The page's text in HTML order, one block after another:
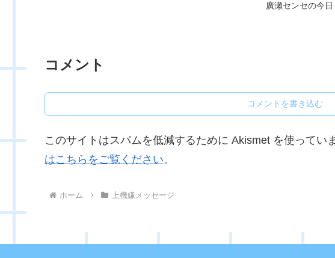
廣瀬センセの今
コメント
コメントを書き込む
このサイトはスパムを低減するために Akismet を使っていま
はこちらをご覧ください。
ホーム 上機嫌メッセージ